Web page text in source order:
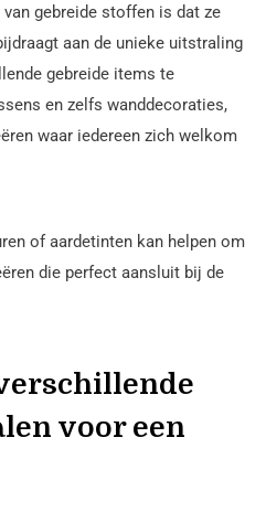
gebreide stoffen is dat ze
aan de unieke uitstraling
gebreide items te
en zelfs wanddecoraties,
waar iedereen zich welkom
of aardetinten kan helpen om
die perfect aansluit bij de
voor een